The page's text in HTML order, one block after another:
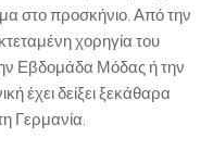
στο προσκήνιο. Από την
χορηγία του
Εβδομάδα Μόδας ή την
έχει δείξει ξεκάθαρα
Γερμανία.